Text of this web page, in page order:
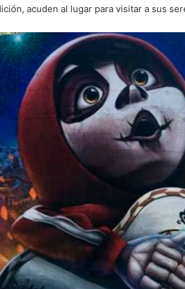
acuden al lugar para visitar a sus